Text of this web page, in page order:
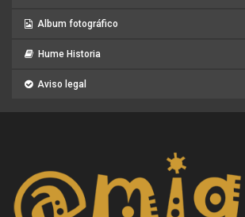
Album fotográfico
Hume Historia
Aviso legal